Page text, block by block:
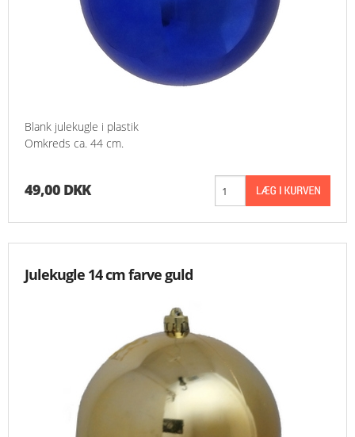
Blank julekugle i plastik
Omkreds ca. 44 cm.
49,00 DKK
Julekugle 14 cm farve guld